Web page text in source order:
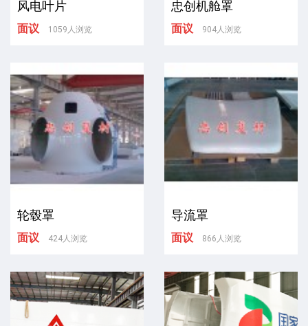
风电叶片
面议 1059人浏览
忠创机舱罩
面议 904人浏览
轮毂罩
面议 424人浏览
导流罩
面议 866人浏览